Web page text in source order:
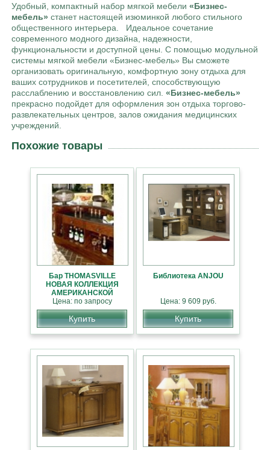
Удобный, компактный набор мягкой мебели «Бизнес-
мебель» станет настоящей изюминкой любого стильного
общественного интерьера. Идеальное сочетание
современного модного дизайна, надежности,
функциональности и доступной цены. С помощью модульной
системы мягкой мебели «Бизнес-мебель» Вы сможете
организовать оригинальную, комфортную зону отдыха для
ваших сотрудников и посетителей, способствующую
расслаблению и восстановлению сил. «Бизнес-мебель»
прекрасно подойдет для оформления зон отдыха торгово-
развлекательных центров, залов ожидания медицинских
учреждений.
Похожие товары
Бар THOMASVILLE
НОВАЯ КОЛЛЕКЦИЯ
АМЕРИКАНСКОЙ
МЕБЕЛИ
Цена: по запросу
Купить
Библиотека ANJOU
Цена: 9 609 руб.
Купить